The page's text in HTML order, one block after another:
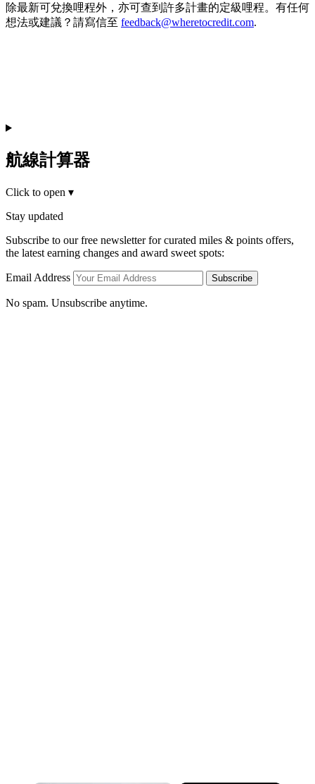
除最新可兌換哩程外，亦可查到許多計畫的定級哩程。有任何
想法或建議？請寫信至 feedback@wheretocredit.com.
航線計算器
Click to open ▾
Stay updated
Subscribe to our free newsletter for curated miles & points offers,
the latest earning changes and award sweet spots:
Email Address Subscribe
No spam. Unsubscribe anytime.